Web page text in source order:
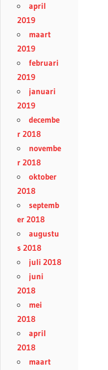
april
2019
maart
2019
februari
2019
januari
2019
decembe
r 2018
novembe
r 2018
oktober
2018
septemb
er 2018
augustu
s 2018
juli 2018
juni
2018
mei
2018
april
2018
maart